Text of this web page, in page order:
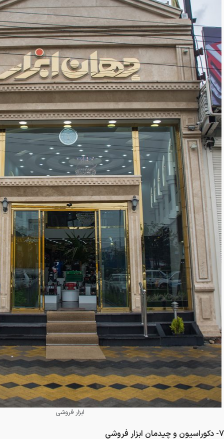
ابزار فروشی
7- دکوراسیون و چیدمان ابزار فروشی